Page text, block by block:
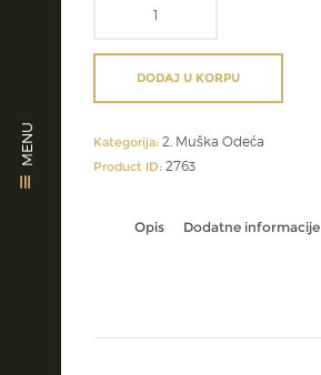
MENU
količinaDODAJ U KORPU
Kategorija: 2. Muška Odeća
Product ID: 2763
Opis Dodatne informacije